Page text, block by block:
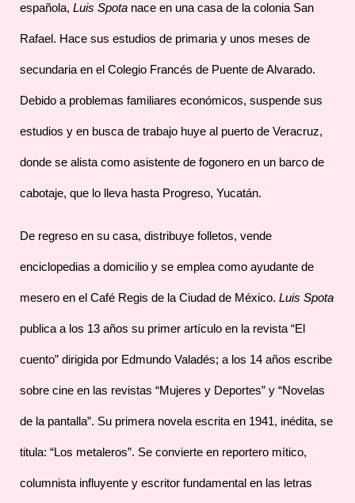
española, Luis Spota nace en una casa de la colonia San
Rafael. Hace sus estudios de primaria y unos meses de
secundaria en el Colegio Francés de Puente de Alvarado.
Debido a problemas familiares económicos, suspende sus
estudios y en busca de trabajo huye al puerto de Veracruz,
donde se alista como asistente de fogonero en un barco de
cabotaje, que lo lleva hasta Progreso, Yucatán.
De regreso en su casa, distribuye folletos, vende
enciclopedias a domicilio y se emplea como ayudante de
mesero en el Café Regis de la Ciudad de México. Luis Spota
publica a los 13 años su primer artículo en la revista “El
cuento” dirigida por Edmundo Valadés; a los 14 años escribe
sobre cine en las revistas “Mujeres y Deportes” y “Novelas
de la pantalla”. Su primera novela escrita en 1941, inédita, se
titula: “Los metaleros”. Se convierte en reportero mítico,
columnista influyente y escritor fundamental en las letras